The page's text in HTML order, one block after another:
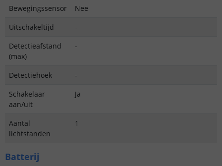
Bewegingssensor
Nee
Uitschakeltijd
-
Detectieafstand
(max)
-
Detectiehoek
-
Schakelaar
aan/uit
Ja
Aantal
lichtstanden
1
Batterij